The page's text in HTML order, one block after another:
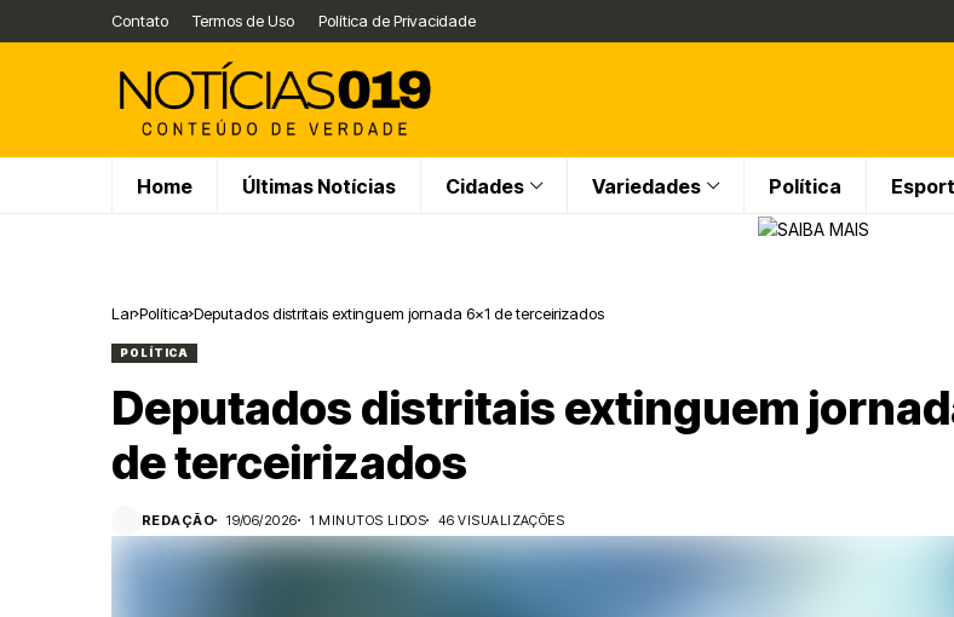
Contato Termos de Uso Política de Privacidade
Home Últimas Notícias Cidades Variedades Política
Lar Política Deputados distritais extinguem jornada 6×1 de terceirizados
POLÍTICA
Deputados distritais extinguem
de terceirizados
REDAÇÃO 19/06/2026 1 MINUTOS LIDOS 46 VISUALIZAÇÕES